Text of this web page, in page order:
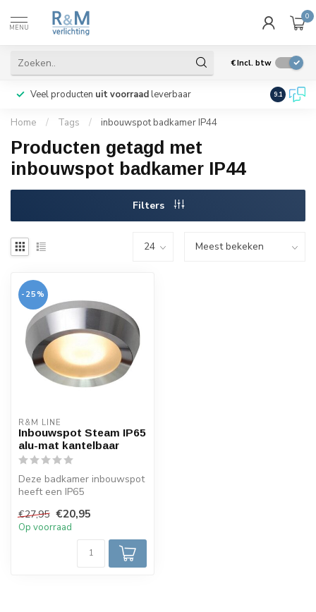
MENU
0
€Incl. btw
Veel producten uit voorraadleverbaar Wij
9.1
Home / Tags / inbouwspot badkamer IP44
Producten getagd met
inbouwspot badkamer IP44
Filters
-25%
R&M LINE
Inbouwspot Steam IP65
alu-mat kantelbaar
Deze badkamer inbouwspot
heeft een IP65
spatwaterdicht en sto...
€27,95 €20,95
Op voorraad